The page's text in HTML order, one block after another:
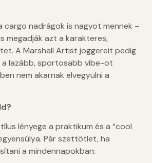
cargo nadrágok is nagyot mennek –
megadják azt a karakteres,
A Marshall Artist joggereit pedig
a lazább, sportosabb vibe-ot
nem akarnak elvegyülni a
lényege a praktikum és a “cool
Pár szettötlet, ha
a mindennapokban: